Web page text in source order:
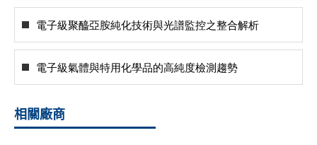
電子級聚醯亞胺純化技術與光譜監控之整合解析
電子級氣體與特用化學品的高純度檢測趨勢
相關廠商